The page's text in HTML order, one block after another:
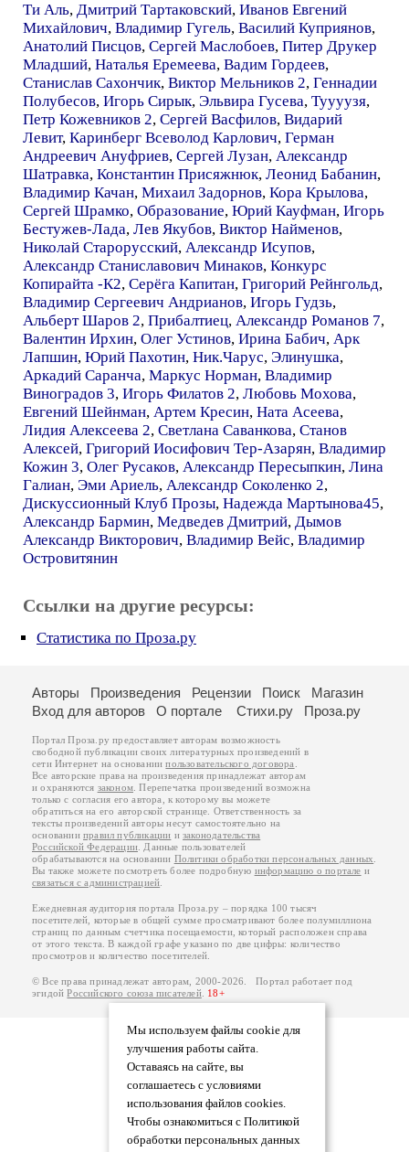
Ти Аль, Дмитрий Тартаковский, Иванов Евгений
Михайлович, Владимир Гугель, Василий Куприянов,
Анатолий Писцов, Сергей Маслобоев, Питер Друкер
Младший, Наталья Еремеева, Вадим Гордеев,
Станислав Сахончик, Виктор Мельников 2, Геннадии
Полубесов, Игорь Сирык, Эльвира Гусева, Туууузя,
Петр Кожевников 2, Сергей Васфилов, Видарий
Левит, Каринберг Всеволод Карлович, Герман
Андреевич Ануфриев, Сергей Лузан, Александр
Шатравка, Константин Присяжнюк, Леонид Бабанин,
Владимир Качан, Михаил Задорнов, Кора Крылова,
Сергей Шрамко, Образование, Юрий Кауфман, Игорь
Бестужев-Лада, Лев Якубов, Виктор Найменов,
Николай Старорусский, Александр Исупов,
Александр Станиславович Минаков, Конкурс
Копирайта -К2, Серёга Капитан, Григорий Рейнгольд,
Владимир Сергеевич Андрианов, Игорь Гудзь,
Альберт Шаров 2, Прибалтиец, Александр Романов 7,
Валентин Ирхин, Олег Устинов, Ирина Бабич, Арк
Лапшин, Юрий Пахотин, Ник.Чарус, Элинушка,
Аркадий Саранча, Маркус Норман, Владимир
Виноградов 3, Игорь Филатов 2, Любовь Мохова,
Евгений Шейнман, Артем Кресин, Ната Асеева,
Лидия Алексеева 2, Светлана Саванкова, Станов
Алексей, Григорий Иосифович Тер-Азарян, Владимир
Кожин 3, Олег Русаков, Александр Пересыпкин, Лина
Галиан, Эми Ариель, Александр Соколенко 2,
Дискуссионный Клуб Прозы, Надежда Мартынова45,
Александр Бармин, Медведев Дмитрий, Дымов
Александр Викторович, Владимир Вейс, Владимир
Островитянин
Ссылки на другие ресурсы:
Статистика по Проза.ру
Мы используем файлы cookie для
улучшения работы сайта.
Оставаясь на сайте, вы
соглашаетесь с условиями
использования файлов cookies.
Чтобы ознакомиться с Политикой
обработки персональных данных
Авторы Произведения Рецензии Поиск
Магазин
Вход для авторов
О портале Стихи.ру Проза.ру
Портал Проза.ру предоставляет авторам возможность
свободной публикации своих литературных произведений в
сети Интернет на основаниипользовательского договора.
Все авторские права на произведения принадлежат авторам
и охраняются законом. Перепечатка произведений возможна
только с согласия его автора, к которому вы можете
обратиться на его авторской странице. Ответственность за
тексты произведений авторы несут самостоятельно на
основанииправил публикации изаконодательства
Российской Федерации. Данные пользователей
обрабатываются на основании Политики обработки персональных данных.
Вы также можете посмотреть более подробную информацию о портале и
связаться с администрацией.
Ежедневная аудитория портала Проза.ру – порядка 100 тысяч
посетителей, которые в общей сумме просматривают более полумиллиона
страниц по данным счетчика посещаемости, который расположен справа
от этого текста. В каждой графе указано по две цифры: количество
просмотров и количество посетителей.
© Все права принадлежат авторам, 2000-2026. Портал работает под
эгидойРоссийского союза писателей. 18+